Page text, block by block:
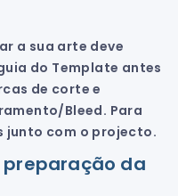
a sua arte deve
do Template antes
de corte e
Bleed. Para
junto com o projecto.
da